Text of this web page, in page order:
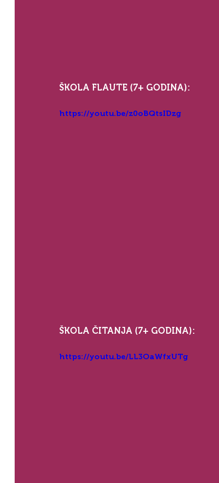
ŠKOLA FLAUTE (7+ GODINA):
https://youtu.be/z0oBQtsIDzg
ŠKOLA ČITANJA (7+ GODINA):
https://youtu.be/LL3OaWfxUTg